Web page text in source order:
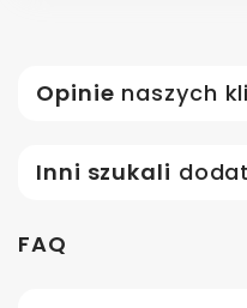
Opinie naszych
Inni szukali
FAQ